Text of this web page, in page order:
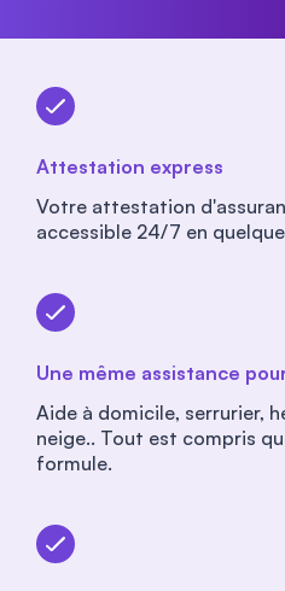
Attestation express
Votre attestation
accessible 24/7 en
Une même assistance
Aide à domicile, serrurier,
neige.. Tout est compris
formule.